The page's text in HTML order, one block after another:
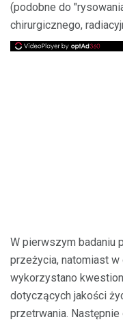
(podobne do
chirurgicznego,
W pierwszym badaniu
przeżycia, natomiast
wykorzystano
dotyczących jakości
przetrwania.